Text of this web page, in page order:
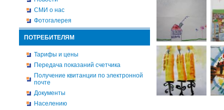
СМИ о нас
Фотогалерея
ПОТРЕБИТЕЛЯМ
Тарифы и цены
Передача показаний счетчика
Получение квитанции по электронной
почте
Документы
Населению